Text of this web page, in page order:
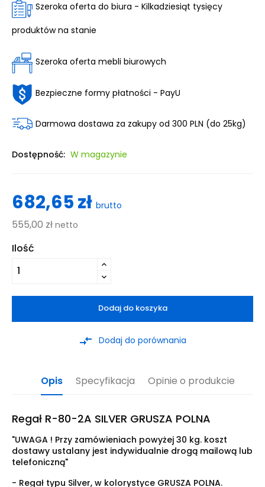
Szeroka oferta do biura - Kilkadziesiąt tysięcy
produktów na stanie
Szeroka oferta mebli biurowych
Bezpieczne formy płatności - PayU
Darmowa dostawa za zakupy od 300 PLN (do 25kg)
Dostępność: W magazynie
682,65 zł brutto
555,00 zł netto
Ilość
Dodaj do koszyka
compare_arrows Dodaj do porównania
Opis Specyfikacja Opinie o produkcie
Regał R-80-2A SILVER GRUSZA POLNA
"UWAGA ! Przy zamówieniach powyżej 30 kg. koszt
dostawy ustalany jest indywidualnie drogą mailową lub
telefoniczną"
- Regał typu Silver, w kolorystyce GRUSZA POLNA.